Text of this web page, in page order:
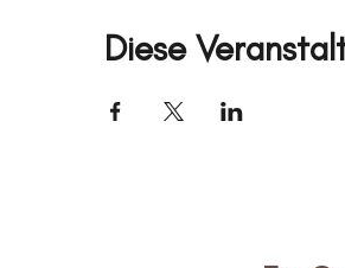
Diese